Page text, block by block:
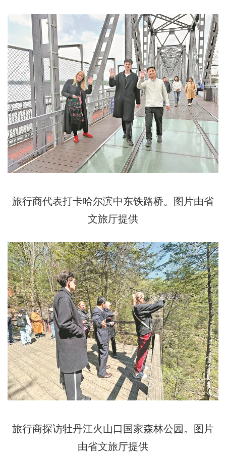
旅行商代表打卡哈尔滨中东铁路桥。图片由省
文旅厅提供
旅行商探访牡丹江火山口国家森林公园。图片
由省文旅厅提供